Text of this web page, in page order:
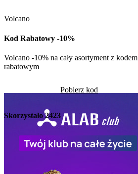
Volcano
Kod Rabatowy -10%
Volcano -10% na cały asortyment z kodem
rabatowym
Pobierz kod
Skorzystało2423